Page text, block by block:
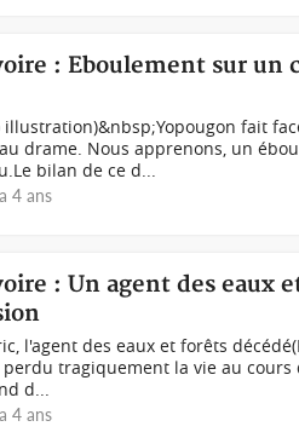
: Eboulement sur un
illustration)&nbsp;Yopougon fait
drame. Nous apprenons, un
bilan de ce d...
4 ans
: Un agent des eaux
l'agent des eaux et forêts
perdu tragiquement la vie au
d...
4 ans